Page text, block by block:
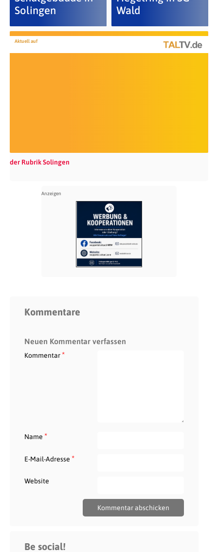
Solingen
Wald
Aktuell auf
der Rubrik Solingen
Kommentare
Neuen Kommentar verfassen
Kommentar*
Name *
E-Mail-Adresse *
Website
Be social!